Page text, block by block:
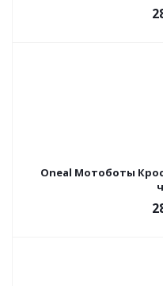
Oneal Мотоботы